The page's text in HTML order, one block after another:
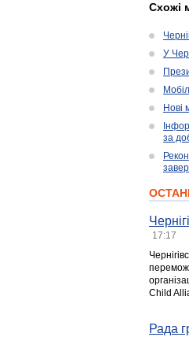
Схожі
У
Нові
за
17:17
Child
Рада